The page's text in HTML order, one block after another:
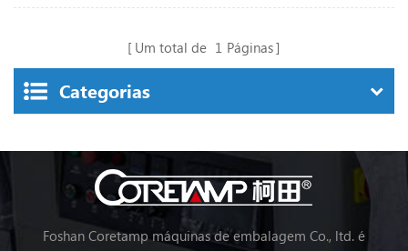
Um total de 1 Páginas
Categorias
Foshan Coretamp máquinas de embalagem Co., ltd. é